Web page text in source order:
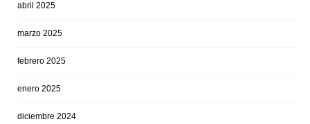
abril 2025
marzo 2025
febrero 2025
enero 2025
diciembre 2024